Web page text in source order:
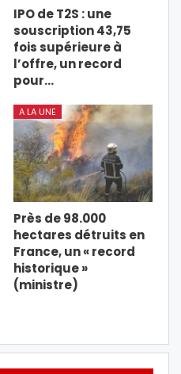
IPO de T2S : une
souscription 43,75
fois supérieure à
l’offre, un record
pour…
A LA UNE
Près de 98.000
hectares détruits en
France, un « record
historique »
(ministre)